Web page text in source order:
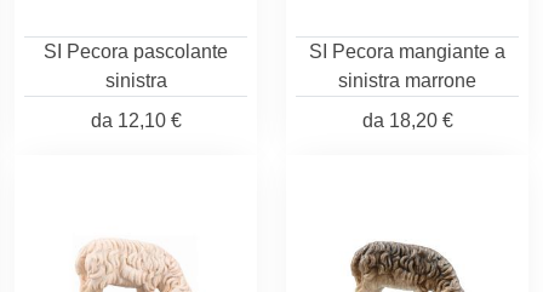
SI Pecora pascolante
sinistra
da 12,10 €
SI Pecora mangiante a
sinistra marrone
da 18,20 €